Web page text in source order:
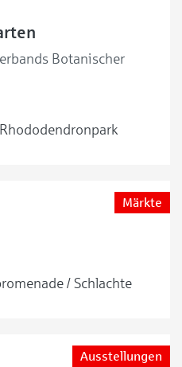
Botanischer
Märkte
/ Schlachte
Ausstellungen